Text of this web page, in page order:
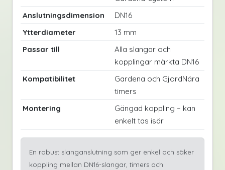
Anslutningsdimension
DN16
Ytterdiameter
13 mm
Passar till
Alla slangar och
kopplingar märkta DN16
Kompatibilitet
Gardena och GjordNära
timers
Montering
Gängad koppling – kan
enkelt tas isär
En robust slanganslutning som ger enkel och säker
koppling mellan DN16-slangar, timers och